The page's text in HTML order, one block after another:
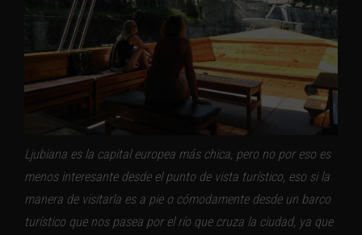
Ljubiana es la capital europea más chica, pero no por eso es
menos interesante desde el punto de vista turístico, eso si la
manera de visitarla es a pie o cómodamente desde un barco
turístico que nos pasea por el río que cruza la ciudad, ya que